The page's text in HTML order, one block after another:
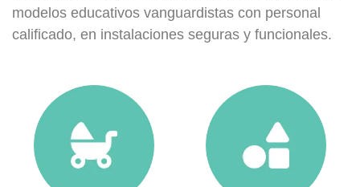
modelos educativos vanguardistas con personal
calificado, en instalaciones seguras y funcionales.